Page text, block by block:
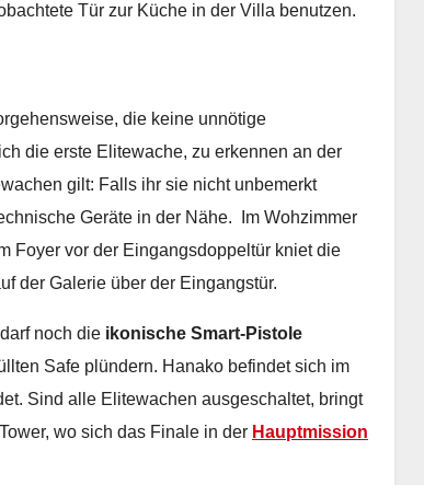
Tür zur Küche in der Villa benutzen.
die keine unnötige
die erste Elitewache, zu erkennen an der
gilt: Falls ihr sie nicht unbemerkt
Geräte in der Nähe. Im Wohzimmer
Foyer vor der Eingangsdoppeltür kniet die
der Galerie über der Eingangstür.
noch die ikonische Smart-Pistole
Safe plündern. Hanako befindet sich im
Sind alle Elitewachen ausgeschaltet, bringt
wo sich das Finale in der Hauptmission